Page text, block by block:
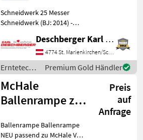
Schneidwerk 25 Messer
Schneidwerk (BJ: 2014) -
Gruppenschaltung, ohne
Messer passend für McHale
F5500 und V660
Rundballenpresse
Erntetechnik Grünland
Deschberger Karl Landtechnik GesmbH & Co KG
4774 St. Marienkirchen/Schärding
Erntetechnik
Grünland /
McHale
Premium Gold Händler
McHale
Ballenrampe zu
Rundballenpresse
Preis
auf
Anfrage
Ballenrampe Ballenrampe
NEU passend zu McHale V6